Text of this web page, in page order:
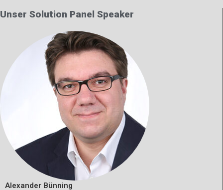
Unser Solution Panel Speaker
Alexander Bünning